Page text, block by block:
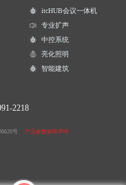
itcHUB会议一体机
专业扩声
中控系统
亮化照明
智能建筑
2218
号 产品参数解释声明